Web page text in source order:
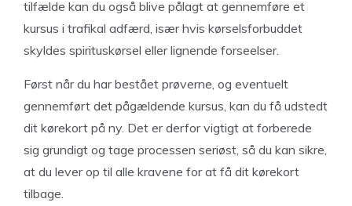
tilfælde kan du også blive pålagt at gennemføre et
kursus i trafikal adfærd, især hvis kørselsforbuddet
skyldes spirituskørsel eller lignende forseelser.
Først når du har bestået prøverne, og eventuelt
gennemført det pågældende kursus, kan du få udstedt
dit kørekort på ny. Det er derfor vigtigt at forberede
sig grundigt og tage processen seriøst, så du kan sikre,
at du lever op til alle kravene for at få dit kørekort
tilbage.